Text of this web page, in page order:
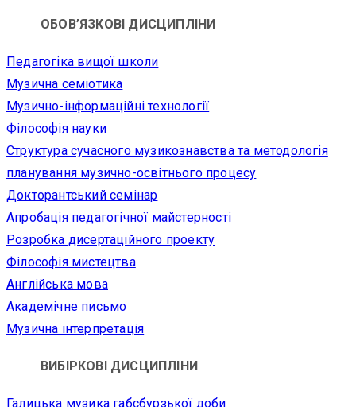
ОБОВ’ЯЗКОВІ ДИСЦИПЛІНИ
Педагогіка вищої школи
Музична семіотика
Музично-інформаційні технології
Філософія науки
Структура сучасного музикознавства та методологія
планування музично-освітнього процесу
Докторантський семінар
Апробація педагогічної майстерності
Розробка дисертаційного проекту
Філософія мистецтва
Англійська мова
Академічне письмо
Музична інтерпретація
ВИБІРКОВІ ДИСЦИПЛІНИ
Галицька музика габсбурзької доби